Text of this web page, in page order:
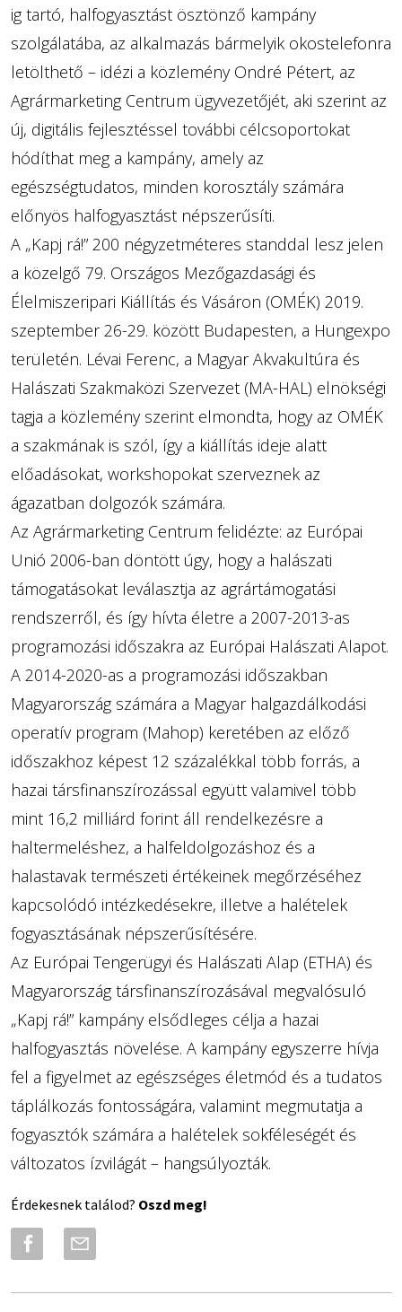
ig tartó, halfogyasztást ösztönző kampány
szolgálatába, az alkalmazás bármelyik okostelefonra
letölthető – idézi a közlemény Ondré Pétert, az
Agrármarketing Centrum ügyvezetőjét, aki szerint az
új, digitális fejlesztéssel további célcsoportokat
hódíthat meg a kampány, amely az
egészségtudatos, minden korosztály számára
előnyös halfogyasztást népszerűsíti.
A „Kapj rá!” 200 négyzetméteres standdal lesz jelen
a közelgő 79. Országos Mezőgazdasági és
Élelmiszeripari Kiállítás és Vásáron (OMÉK) 2019.
szeptember 26-29. között Budapesten, a Hungexpo
területén. Lévai Ferenc, a Magyar Akvakultúra és
Halászati Szakmaközi Szervezet (MA-HAL) elnökségi
tagja a közlemény szerint elmondta, hogy az OMÉK
a szakmának is szól, így a kiállítás ideje alatt
előadásokat, workshopokat szerveznek az
ágazatban dolgozók számára.
Az Agrármarketing Centrum felidézte: az Európai
Unió 2006-ban döntött úgy, hogy a halászati
támogatásokat leválasztja az agrártámogatási
rendszerről, és így hívta életre a 2007-2013-as
programozási időszakra az Európai Halászati Alapot.
A 2014-2020-as a programozási időszakban
Magyarország számára a Magyar halgazdálkodási
operatív program (Mahop) keretében az előző
időszakhoz képest 12 százalékkal több forrás, a
hazai társfinanszírozással együtt valamivel több
mint 16,2 milliárd forint áll rendelkezésre a
haltermeléshez, a halfeldolgozáshoz és a
halastavak természeti értékeinek megőrzéséhez
kapcsolódó intézkedésekre, illetve a halételek
fogyasztásának népszerűsítésére.
Az Európai Tengerügyi és Halászati Alap (ETHA) és
Magyarország társfinanszírozásával megvalósuló
„Kapj rá!” kampány elsődleges célja a hazai
halfogyasztás növelése. A kampány egyszerre hívja
fel a figyelmet az egészséges életmód és a tudatos
táplálkozás fontosságára, valamint megmutatja a
fogyasztók számára a halételek sokféleségét és
változatos ízvilágát – hangsúlyozták.
Érdekesnek találod? Oszd meg!